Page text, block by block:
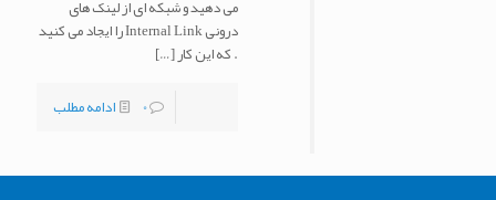
می دهید و شبکه ای از لینک های
درونی Internal Link را ایجاد می کنید
. که این کار[…]
0
ادامه مطلب